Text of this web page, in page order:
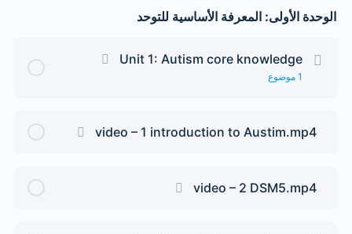
الدرس Content 0% Complete
مقدمة
الوحدة الأولى: المعرفة الأساسية للتوحد
Unit 1: Autism core knowledge
1 موضوع
video – 1 introduction to Austim.mp4
video – 2 DSM5.mp4